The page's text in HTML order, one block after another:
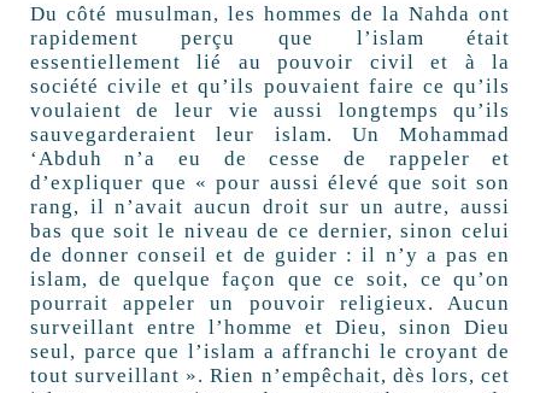
Du côté musulman, les hommes de la Nahda ont
rapidement perçu que l’islam était
essentiellement lié au pouvoir civil et à la
société civile et qu’ils pouvaient faire ce qu’ils
voulaient de leur vie aussi longtemps qu’ils
sauvegarderaient leur islam. Un Mohammad
‘Abduh n’a eu de cesse de rappeler et
d’expliquer que « pour aussi élevé que soit son
rang, il n’avait aucun droit sur un autre, aussi
bas que soit le niveau de ce dernier, sinon celui
de donner conseil et de guider : il n’y a pas en
islam, de quelque façon que ce soit, ce qu’on
pourrait appeler un pouvoir religieux. Aucun
surveillant entre l’homme et Dieu, sinon Dieu
seul, parce que l’islam a affranchi le croyant de
tout surveillant ». Rien n’empêchait, dès lors, cet